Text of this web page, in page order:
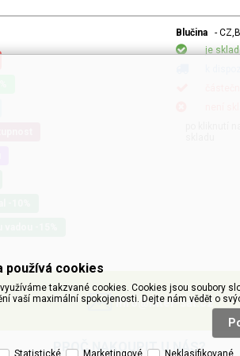
Blučina
-
je
info@inter-sat.cz
PROČ NAKOUPIT U NÁS?
používá cookies
takzvané cookies. Cookies jsou soubory
vaší maximální spokojenosti. Dejte nám vědět o
Statistické Marketingové Neklasifikované